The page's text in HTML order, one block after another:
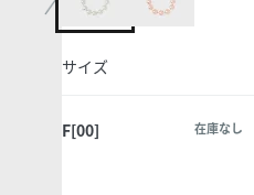
サイズ
F[00] 在庫なし